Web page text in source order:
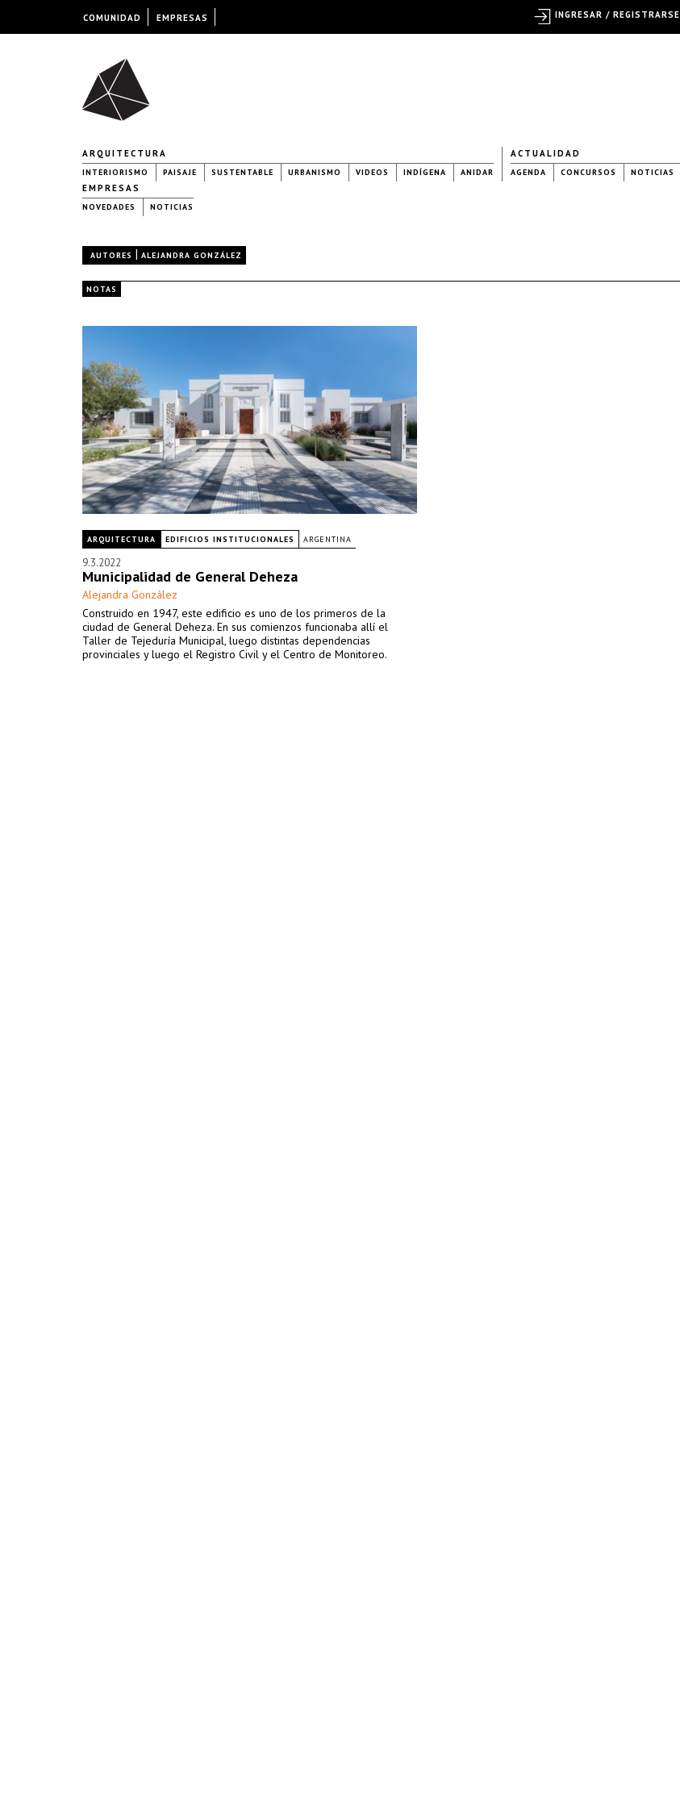
ARQUITECTURA
INTERIORISMO PAISAJE SUSTENTABLE URBANISMO VIDEOS INDÍGENA ANIDAR
ACTUALIDAD
AGENDA CONCURSOS NOTICIAS
EMPRESAS
NOVEDADES NOTICIAS
AUTORES | ALEJANDRA GONZÁLEZ
NOTAS
ARQUITECTURA EDIFICIOS INSTITUCIONALES ARGENTINA
9.3.2022
Municipalidad de General Deheza
Alejandra González
Construido en 1947, este edificio es uno de los primeros de la
ciudad de General Deheza. En sus comienzos funcionaba allí el
Taller de Tejeduría Municipal, luego distintas dependencias
provinciales y luego el Registro Civil y el Centro de Monitoreo.
COMUNIDAD EMPRESAS INGRESAR / REGISTRARSE